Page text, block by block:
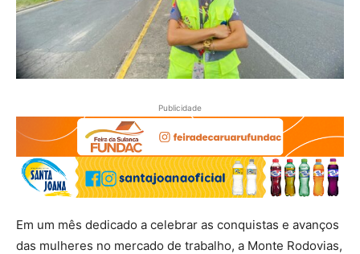
Publicidade
Em um mês dedicado a celebrar as conquistas e avanços
das mulheres no mercado de trabalho, a Monte Rodovias,